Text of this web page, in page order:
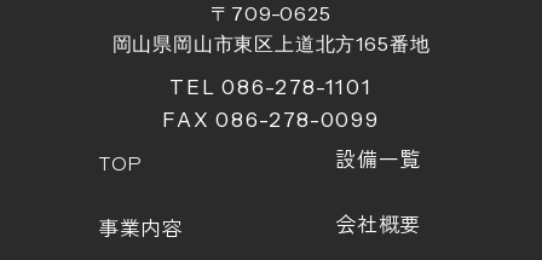
〒709-0625
岡山県岡山市東区上道北方165番地
TEL 086-278-1101
FAX 086-278-0099
TOP
事業内容
設備一覧
会社概要